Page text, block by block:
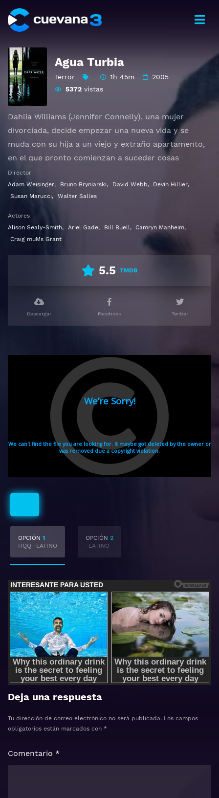
Agua Turbia
Terror 1h 45m
2005
5372 vistas
Dahlia Williams (Jennifer Connelly), una mujer
divorciada, decide empezar una nueva vida y se
muda con su hija a un viejo y extraño apartamento,
en el que pronto comienzan a suceder cosas
extrañas: ruidos misteriosos y una mancha de
humedad que se extiende por las paredes de la casa.
español latino, subtitulado, castellano
Director
Adam Weisinger, Bruno Bryniarski, David Webb, Devin Hillier,
Susan Marucci, Walter Salles
Actores
Alison Sealy-Smith, Ariel Gade, Bill Buell, Camryn Manheim,
Craig muMs Grant
5.5 TMDB
Descargar Facebook Twitter
OPCIÓN 1
HQQ -LATINO
OPCIÓN 2
-LATINO
Deja una respuesta
Tu dirección de correo electrónico no será publicada. Los campos
obligatorios están marcados con *
Comentario *